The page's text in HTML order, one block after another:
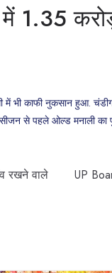
1.35
में भी काफी नुकसान हुआ.
से पहले ओल्ड मनाली
रखने वाले
UP